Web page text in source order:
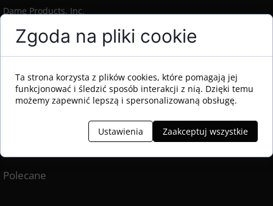
Polecane
Dame Products, Inc.
Suite 308 NY 11249 Brooklyn, USA
support@dameproducts.com
Podmiot Odpowiedzialny w UE:
Comply Express Unipessoal Limitada
9020-105 Funchal, Madera, Portugalia (PT)
info@complyexpress.com
Zgoda na pliki cookie
Ta strona korzysta z plików cookies, które pomagają jej
funkcjonować i śledzić sposób interakcji z nią. Dzięki temu
możemy zapewnić lepszą i spersonalizowaną obsługę.
Ustawienia Zaakceptuj wszystkie